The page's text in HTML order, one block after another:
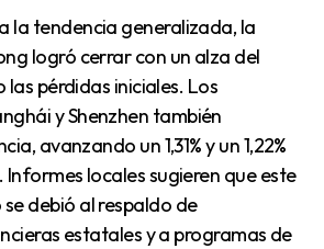
logró cerrar con un alza del
las pérdidas iniciales. Los
y Shenzhen también
avanzando un 1,31% y un 1,22%
locales sugieren que este
debió al respaldo de
estatales y a programas de